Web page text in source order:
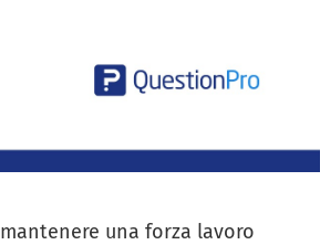
una forza lavoro